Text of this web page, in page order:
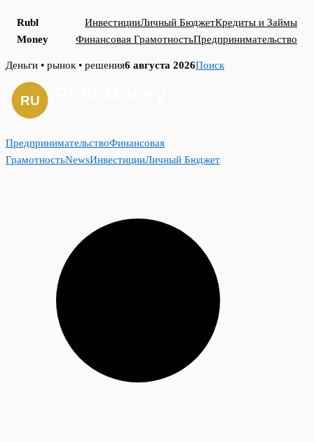
Rubl
Money
ИнвестицииЛичный БюджетКредиты и Займы
Финансовая ГрамотностьПредпринимательство
Skip
content
Деньги • рынок • решения6 августа 2026Поиск
ПредпринимательствоФинансовая
ГрамотностьNewsИнвестицииЛичный Бюджет